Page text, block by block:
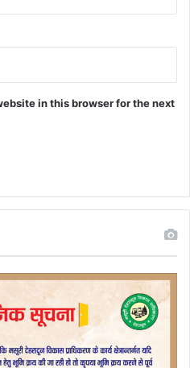
in this browser for the next